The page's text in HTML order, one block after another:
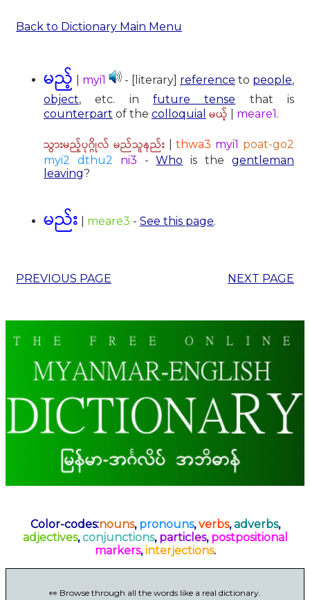
Back to Dictionary Main Menu
မည့် myi1 - [literary] reference to people,
object, etc. in future tense that is
counterpart of the colloquial မယ့် meare1.
သွားမည့်ပုဂ္ဂိုလ် မည်သူနည်း|thwa3 myi1 poat-go2
myi2 dthu2
ni3 -Who is thegentleman
leaving?
မည်း meare3 - See this page.
PREVIOUS PAGE NEXT PAGE
Color-codes:nouns, pronouns,verbs,adverbs,
adjectives,conjunctions, particles, postpositional
markers,interjections.
👀 Browse through all the words like a real dictionary.